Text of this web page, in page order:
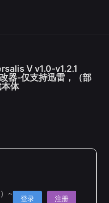
V v1.0-v1.2.1
器-仅支持迅雷，（部
体
~ 登录 注册